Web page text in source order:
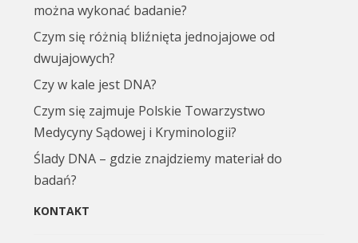
można wykonać badanie?
Czym się różnią bliźnięta jednojajowe od
dwujajowych?
Czy w kale jest DNA?
Czym się zajmuje Polskie Towarzystwo
Medycyny Sądowej i Kryminologii?
Ślady DNA – gdzie znajdziemy materiał do
badań?
KONTAKT